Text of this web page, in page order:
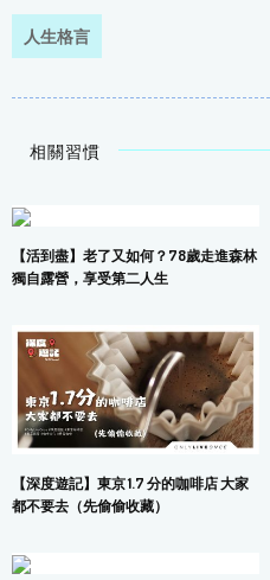
人生格言
相關習慣
【活到盡】老了又如何？78歲走進森林
獨自露營，享受第二人生
【深度遊記】東京 1.7 分的咖啡店 大家
都不要去（先偷偷收藏）